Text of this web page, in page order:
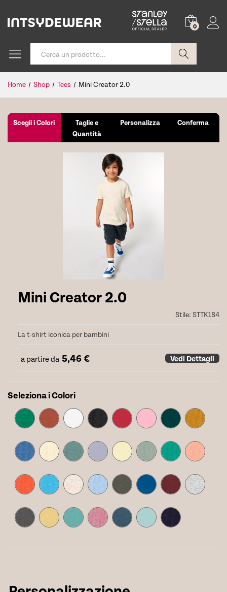
0
Cerca
Home / Shop / Tees / Mini Creator 2.0
Scegli i Colori
Taglie e
Quantità
Personalizza Conferma
Mini Creator 2.0
Stile: STTK184
La t-shirt iconica per bambini
a partire da 5,46 € Vedi Dettagli
Seleziona i Colori